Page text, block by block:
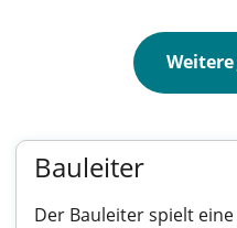
Weitere
Bauleiter
Der Bauleiter spielt